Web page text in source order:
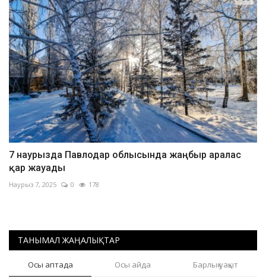
7 наурызда Павлодар облысында жаңбыр аралас
қар жауады
Наурыз 7, 2025 0 178
ТАНЫМАЛ ЖАҢАЛЫҚТАР
Осы аптада Осы айда Барлық уақыт